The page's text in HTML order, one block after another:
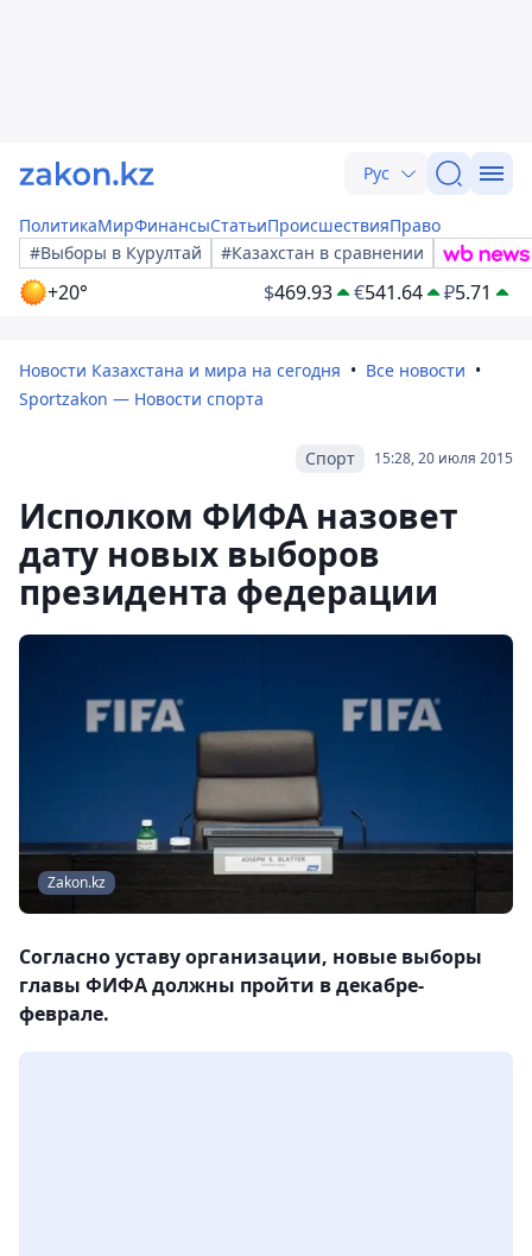
Рус
ПолитикаМирФинансыСтатьиПроисшествияПраво
#Выборы в Курултай
#Казахстан в сравнении
+20° $469.93 €541.64 ₽5.71
Новости Казахстана и мира на сегодня
Все новости
Sportzakon — Новости спорта
15:28, 20 июля 2015
Спорт
Исполком ФИФА назовет
дату новых выборов
президента федерации
Zakon.kz
Согласно уставу организации, новые выборы
главы ФИФА должны пройти в декабре-
феврале.